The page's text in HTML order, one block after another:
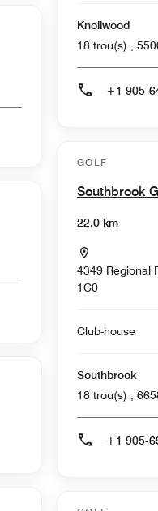
Knollwood
+1 905-
GOLF
Southbrook
22.0 km
4349 Regional
1C0
Club-house
Southbrook
+1 905-